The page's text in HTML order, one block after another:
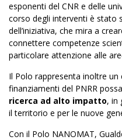
esponenti del CNR e delle
corso degli interventi è stato
dell’iniziativa, che mira a
connettere competenze
particolare attenzione alle
Il Polo rappresenta inoltre
finanziamenti del PNRR
ricerca ad alto impatto, in
il territorio e per le nuove
Con il Polo NANOMAT,